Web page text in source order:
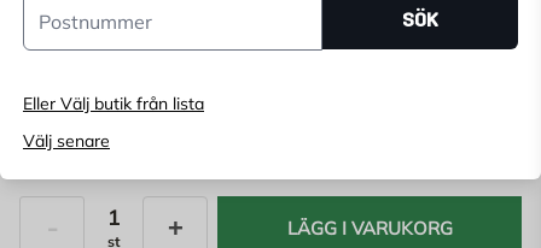
SÖK
Eller Välj butik från lista
Välj senare
69 KR
st
LÄGG I VARUKORG